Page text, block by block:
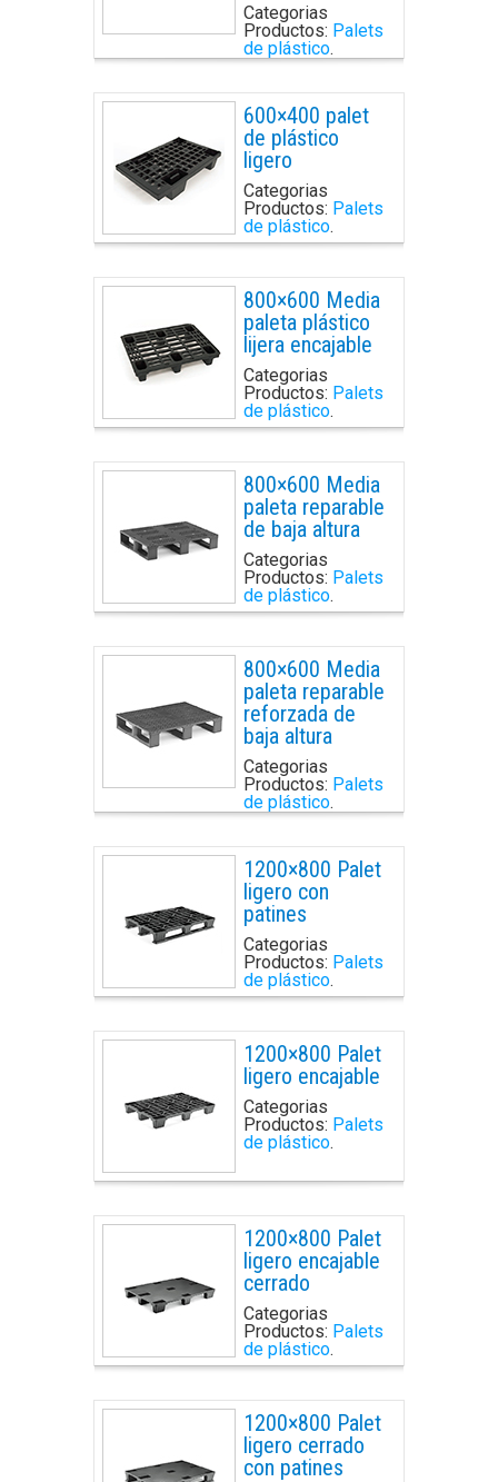
Categorias
Productos: Palets
de plástico.
600×400 palet
de plástico
ligero
Categorias
Productos: Palets
de plástico.
800×600 Media
paleta plástico
lijera encajable
Categorias
Productos: Palets
de plástico.
800×600 Media
paleta reparable
de baja altura
Categorias
Productos: Palets
de plástico.
800×600 Media
paleta reparable
reforzada de
baja altura
Categorias
Productos: Palets
de plástico.
1200×800 Palet
ligero con
patines
Categorias
Productos: Palets
de plástico.
1200×800 Palet
ligero encajable
Categorias
Productos: Palets
de plástico.
1200×800 Palet
ligero encajable
cerrado
Categorias
Productos: Palets
de plástico.
1200×800 Palet
ligero cerrado
con patines